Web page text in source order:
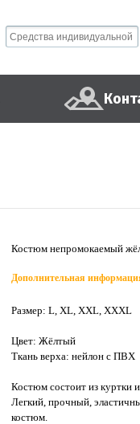
Костюм непромокаемый
Дополнительная
Размер: L, XL, XXL, XXXL
Цвет: Жёлтый
Ткань верха: нейлон с ПВХ
Костюм состоит из куртки
Легкий, прочный,
костюм.